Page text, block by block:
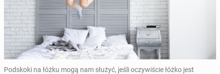
Podskoki na łóżku mogą nam służyć, jeśli oczywiście łóżko jest